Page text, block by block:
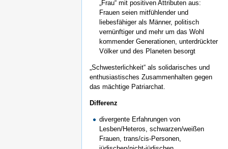
„Frau“ mit positiven Attributen aus:
Frauen seien mitfühlender und
liebesfähiger als Männer, politisch
vernünftiger und mehr um das Wohl
kommender Generationen, unterdrückter
Völker und des Planeten besorgt
„Schwesterlichkeit“ als solidarisches und
enthusiastisches Zusammenhalten gegen
das mächtige Patriarchat.
Differenz
divergente Erfahrungen von
Lesben/Heteros, schwarzen/weißen
Frauen, trans/cis-Personen,